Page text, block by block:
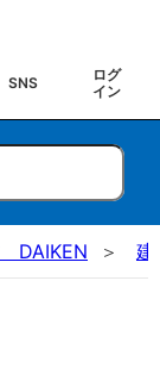
SNS
ログ
イン
DAIKEN 建